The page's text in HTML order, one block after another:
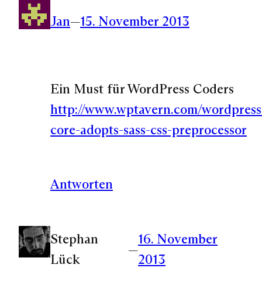
Jan—15. November 2013
Ein Must für WordPress Coders
http://www.wptavern.com/
core-adopts-sass-css-preprocessor
Antworten
Stephan
Lück
—
16. November
2013